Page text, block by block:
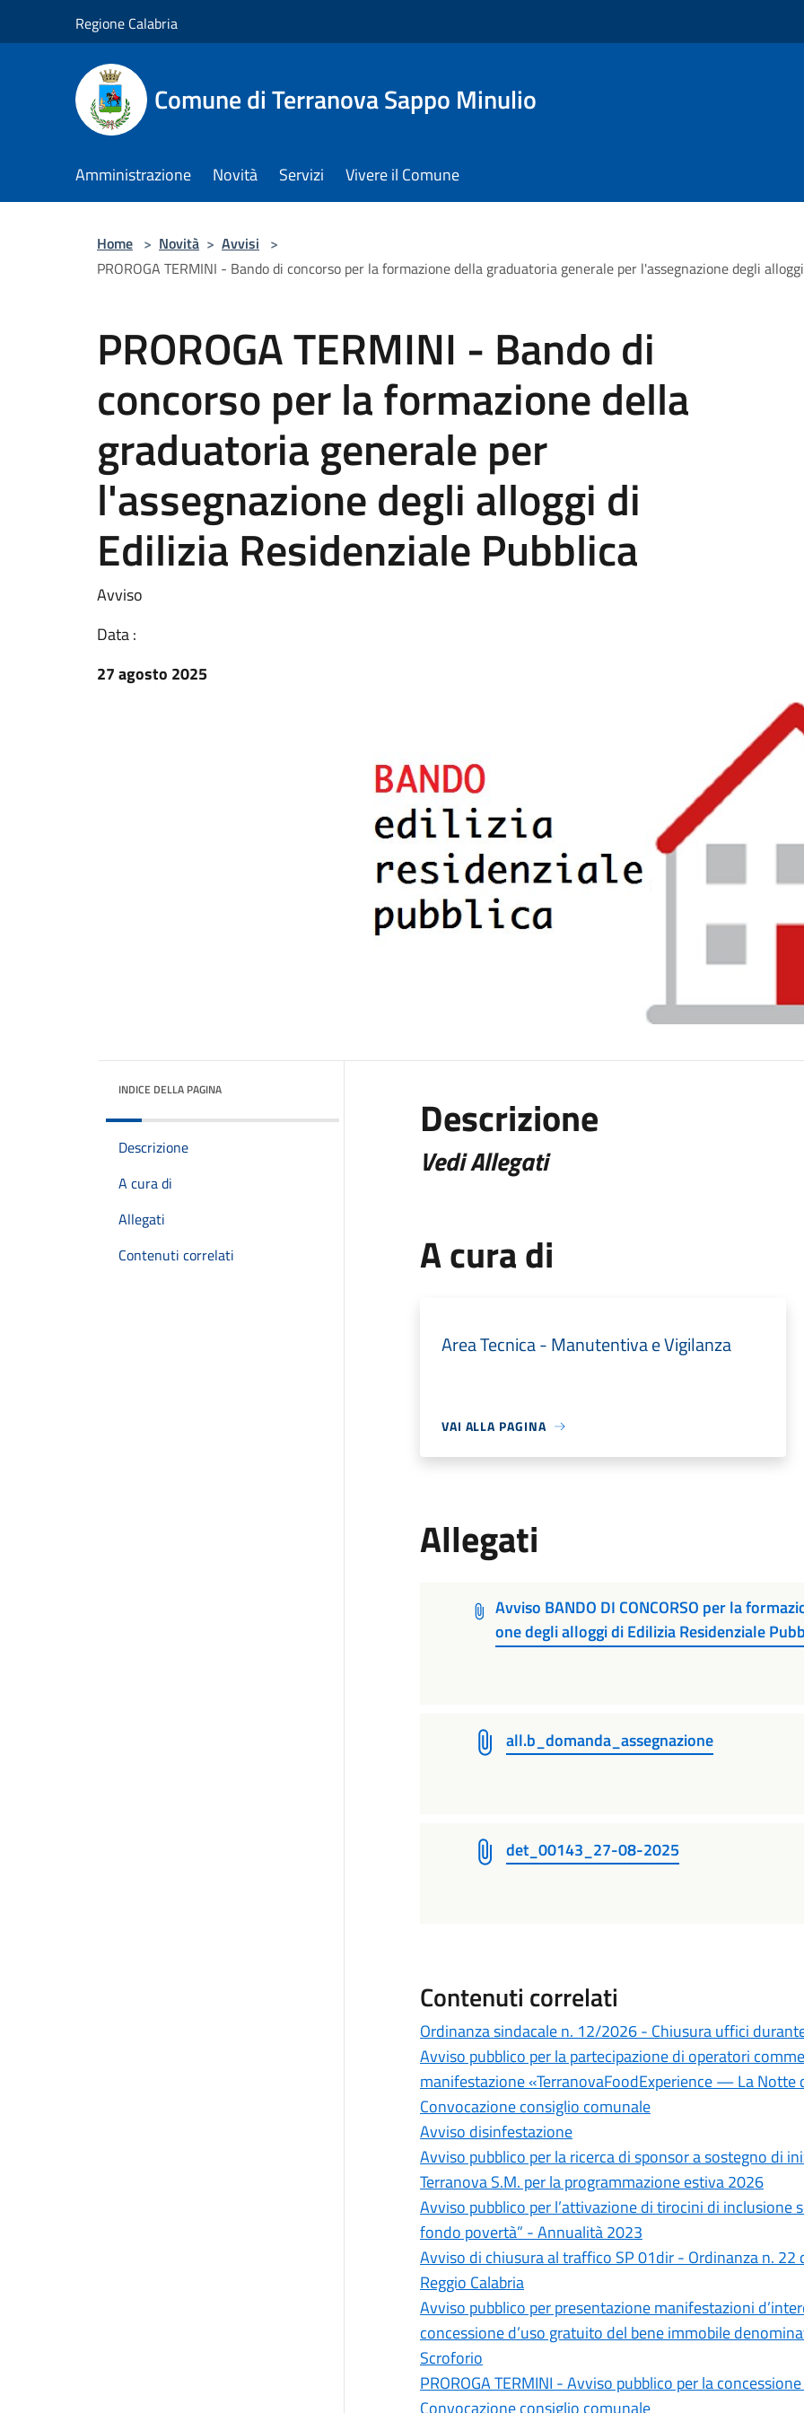
Regione Calabria
Comune di Terranova Sappo Minulio
Amministrazione Novità Servizi Vivere il Comune
Home > Novità > Avvisi >
PROROGA TERMINI - Bando di concorso per la formazione della graduatoria generale per l'assegnazione degli
PROROGA TERMINI - Bando di
concorso per la formazione della
graduatoria generale per
l'assegnazione degli alloggi di
Edilizia Residenziale Pubblica
Avviso
Data :
27 agosto 2025
INDICE DELLA PAGINA
Descrizione
A cura di
Allegati
Contenuti correlati
Descrizione
Vedi Allegati
A cura di
Area Tecnica - Manutentiva e Vigilanza
VAI ALLA PAGINA
Allegati
Avviso BANDO DI CONCORSO per la
one degli alloggi di Edilizia Residenziale
all.b_domanda_assegnazione
det_00143_27-08-2025
Contenuti correlati
Ordinanza sindacale n. 12/2026 - Chiusura uffici
Avviso pubblico per la partecipazione di operatori
manifestazione «TerranovaFoodExperience — La Notte
Convocazione consiglio comunale
Avviso disinfestazione
Avviso pubblico per la ricerca di sponsor a sostegno di
Terranova S.M. per la programmazione estiva 2026
Avviso pubblico per l’attivazione di tirocini di inclusione
fondo povertà” - Annualità 2023
Avviso di chiusura al traffico SP 01dir - Ordinanza n.
Reggio Calabria
Avviso pubblico per presentazione manifestazioni
concessione d’uso gratuito del bene immobile
Scroforio
PROROGA TERMINI - Avviso pubblico per la
Convocazione consiglio comunale